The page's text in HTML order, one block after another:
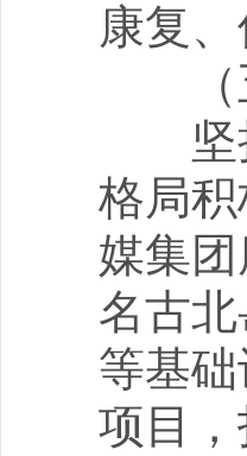
康复
（五
坚持
格局
媒集
名古
等基
项目